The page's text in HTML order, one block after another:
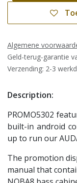
Algemene
Geld-terug-garantie
Verzending: 2-3
Description:
PROMO5302
built-in android
up to run our
The promotion
manual that